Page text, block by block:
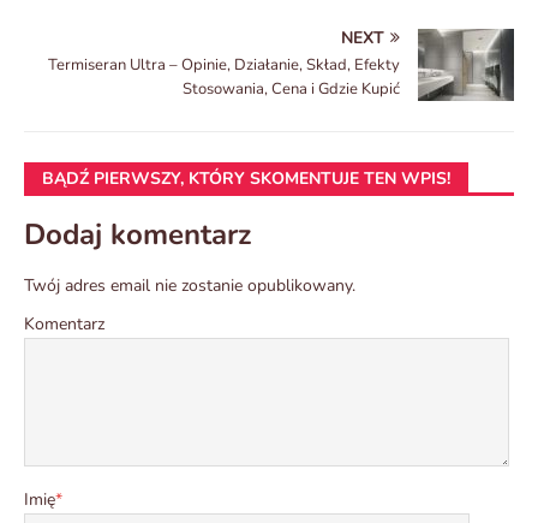
NEXT
Termiseran Ultra – Opinie, Działanie, Skład, Efekty
Stosowania, Cena i Gdzie Kupić
BĄDŹ PIERWSZY, KTÓRY SKOMENTUJE TEN WPIS!
Dodaj komentarz
Twój adres email nie zostanie opublikowany.
Komentarz
Imię*